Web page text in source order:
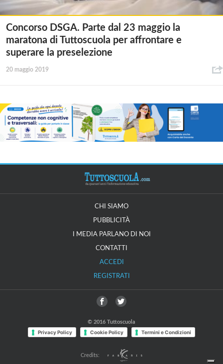
Concorso DSGA. Parte dal 23 maggio la
maratona di Tuttoscuola per affrontare e
superare la preselezione
20 maggio 2019
CHI SIAMO
PUBBLICITÀ
I MEDIA PARLANO DI NOI
CONTATTI
ACCEDI
REGISTRATI
© 2016 Tuttoscuola
Privacy Policy Cookie Policy Termini e Condizioni
Credits: